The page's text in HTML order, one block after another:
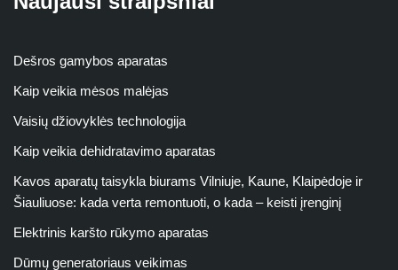
Dešros gamybos aparatas
Kaip veikia mėsos malėjas
Vaisių džiovyklės technologija
Kaip veikia dehidratavimo aparatas
Kavos aparatų taisykla biurams Vilniuje, Kaune, Klaipėdoje ir
Šiauliuose: kada verta remontuoti, o kada – keisti įrenginį
Elektrinis karšto rūkymo aparatas
Dūmų generatoriaus veikimas